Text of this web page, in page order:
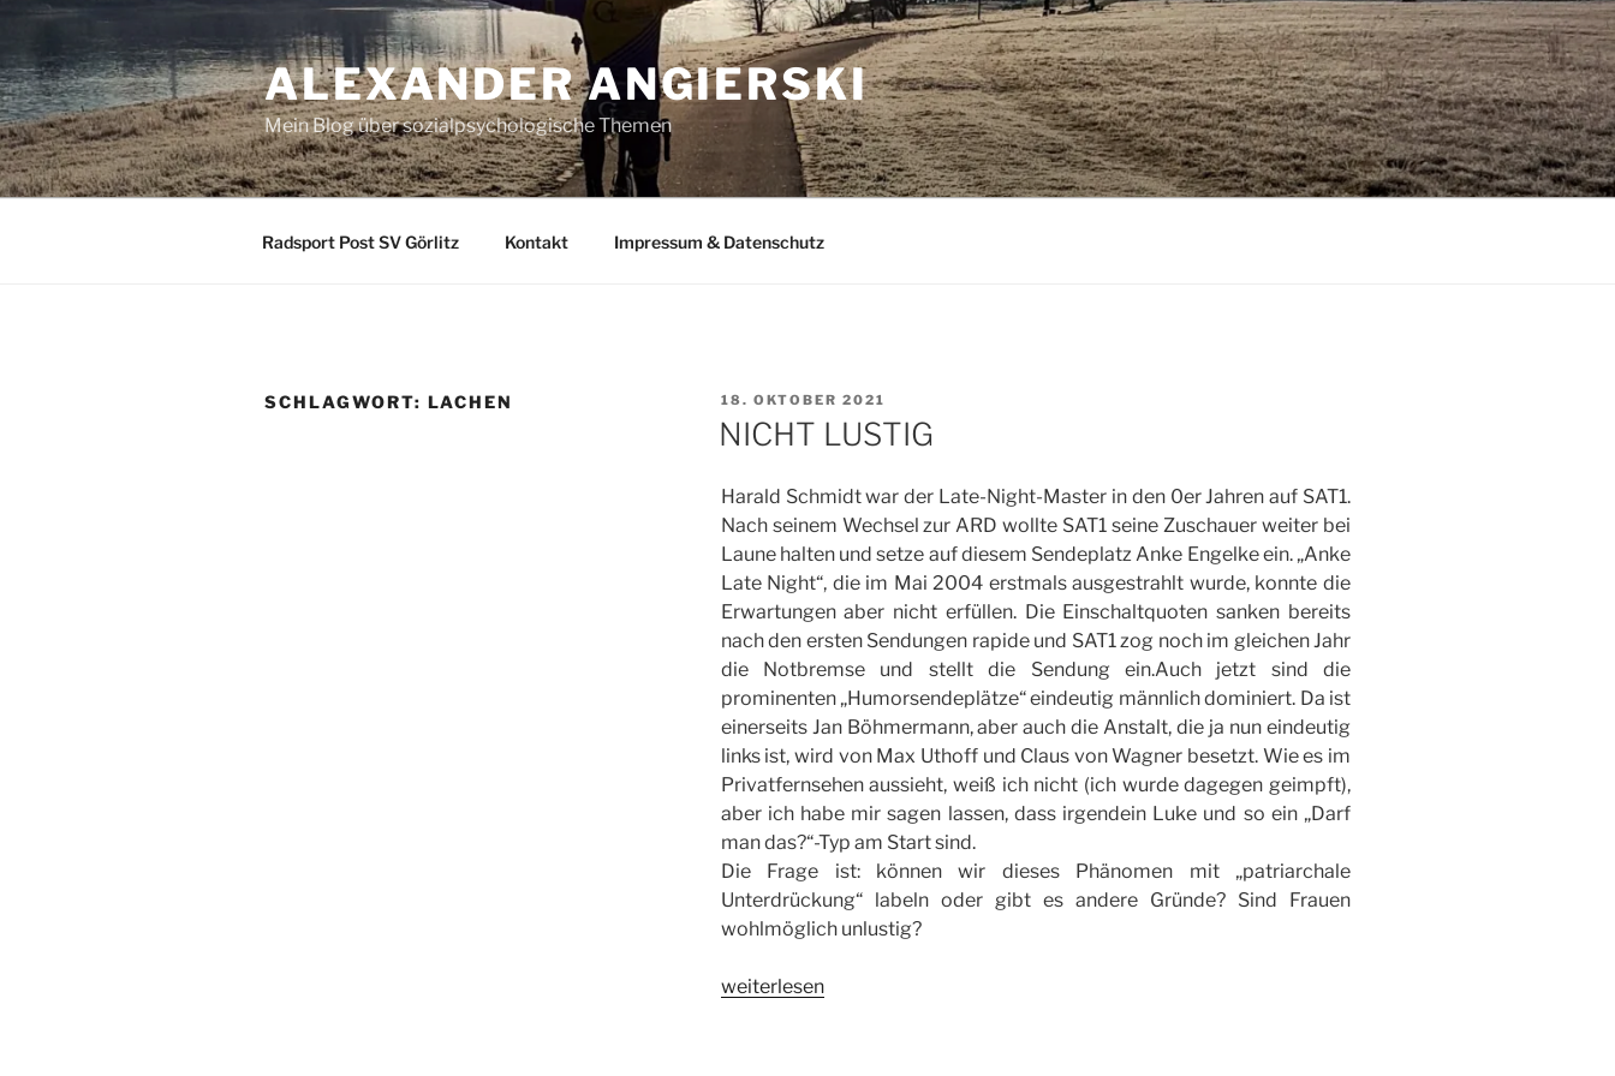
Zum
springen
ALEXANDER ANGIERSKI
Mein Blog über sozialpsychologische Themen
Radsport Post SV Görlitz Kontakt Impressum & Datenschutz
SCHLAGWORT: LACHEN
VERÖFFENTLICHT
AM
18. OKTOBER 2021
NICHT LUSTIG
Harald Schmidt war der Late-Night-Master in den 0er Jahren auf SAT1.
Nach seinem Wechsel zur ARD wollte SAT1 seine Zuschauer weiter bei
Laune halten und setze auf diesem Sendeplatz Anke Engelke ein. „Anke
Late Night“, die im Mai 2004 erstmals ausgestrahlt wurde, konnte die
Erwartungen aber nicht erfüllen. Die Einschaltquoten sanken bereits
nach den ersten Sendungen rapide und SAT1 zog noch im gleichen Jahr
die Notbremse und stellt die Sendung ein.Auch jetzt sind die
prominenten „Humorsendeplätze“ eindeutig männlich dominiert. Da ist
einerseits Jan Böhmermann, aber auch die Anstalt, die ja nun eindeutig
links ist, wird von Max Uthoff und Claus von Wagner besetzt. Wie es im
Privatfernsehen aussieht, weiß ich nicht (ich wurde dagegen geimpft),
aber ich habe mir sagen lassen, dass irgendein Luke und so ein „Darf
man das?“-Typ am Start sind.
Die Frage ist: können wir dieses Phänomen mit „patriarchale
Unterdrückung“ labeln oder gibt es andere Gründe? Sind Frauen
wohlmöglich unlustig?
„NICHT
weiterlesen